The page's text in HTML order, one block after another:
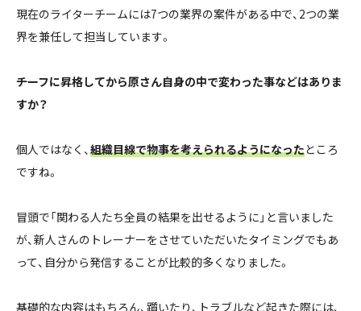
現在のライターチームには7つの業界の案件がある中で、2つの業
界を兼任して担当しています。
――チーフに昇格してから原さん自身の中で変わった事などはありま
すか？
個人ではなく、 組織目線で物事を考えられるようになったところ
ですね。
冒頭で「関わる人たち全員の結果を出せるように」と言いました
が、新人さんのトレーナーをさせていただいたタイミングでもあ
って、自分から発信することが比較的多くなりました。
基礎的な内容はもちろん、躓いたり、トラブルなど起きた際には、